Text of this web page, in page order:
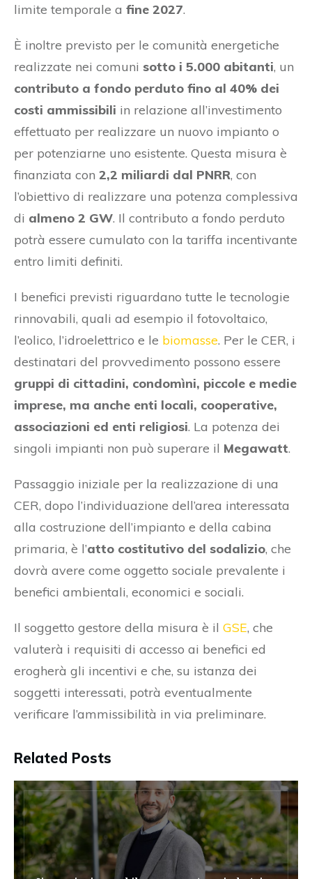
limite temporale a fine 2027.
È inoltre previsto per le comunità energetiche
realizzate nei comuni sotto i 5.000 abitanti, un
contributo a fondo perduto fino al 40% dei
costi ammissibili in relazione all’investimento
effettuato per realizzare un nuovo impianto o
per potenziarne uno esistente. Questa misura è
finanziata con 2,2 miliardi dal PNRR, con
l’obiettivo di realizzare una potenza complessiva
di almeno 2 GW. Il contributo a fondo perduto
potrà essere cumulato con la tariffa incentivante
entro limiti definiti.
I benefici previsti riguardano tutte le tecnologie
rinnovabili, quali ad esempio il fotovoltaico,
l’eolico, l’idroelettrico e le biomasse. Per le CER, i
destinatari del provvedimento possono essere
gruppi di cittadini, condomìni, piccole e medie
imprese, ma anche enti locali, cooperative,
associazioni ed enti religiosi. La potenza dei
singoli impianti non può superare il Megawatt.
Passaggio iniziale per la realizzazione di una
CER, dopo l’individuazione dell’area interessata
alla costruzione dell’impianto e della cabina
primaria, è l’atto costitutivo del sodalizio, che
dovrà avere come oggetto sociale prevalente i
benefici ambientali, economici e sociali.
Il soggetto gestore della misura è il GSE, che
valuterà i requisiti di accesso ai benefici ed
erogherà gli incentivi e che, su istanza dei
soggetti interessati, potrà eventualmente
verificare l’ammissibilità in via preliminare.
Related Posts